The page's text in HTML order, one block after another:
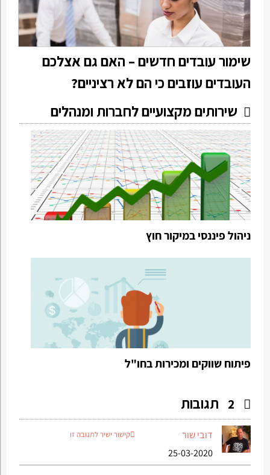
שימור עובדים חדשים – האם גם אצלכם
העובדים עוזבים כי הם לא רציניים?
שירותים מקצועיים לחברות ומנהלים
ניהול פיננסי במיקור חוץ
פיתוח שווקים ומכירות בחו"ל
2 תגובות
דובי שור
25-03-2020
קישור ישיר לתגובה זו